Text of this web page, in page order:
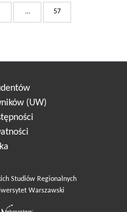
... 57
(UW)
Studiów Regionalnych
Warszawski